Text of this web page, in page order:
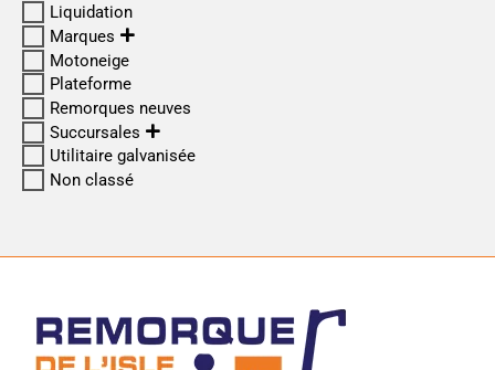
Liquidation
Marques
Motoneige
Plateforme
Remorques neuves
Succursales
Utilitaire galvanisée
Non classé